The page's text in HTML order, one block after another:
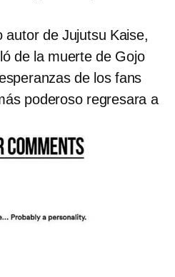
autor de Jujutsu Kaise,
de la muerte de Gojo
de los fans
poderoso regresara a